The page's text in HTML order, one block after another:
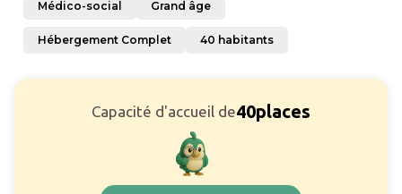
Médico-social Grand âge
Hébergement Complet 40 habitants
Capacité d'accueil de40places